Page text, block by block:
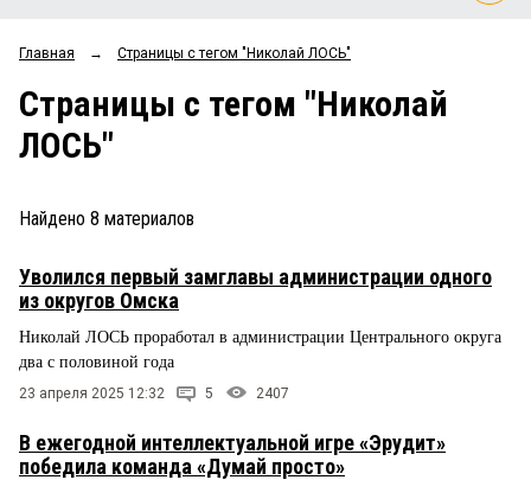
ОБЩЕСТВО
ЗАКОН
ПРОИСШЕСТВИЯ
СТИЛЬ ЖИЗНИ
Мнения
Рейтинги
Главная → Страницы c тегом "Николай ЛОСЬ"
Страницы c тегом "Николай
ЛОСЬ"
Найдено 8 материалов
Уволился первый замглавы администрации одного
из округов Омска
Николай ЛОСЬ проработал в администрации Центрального округа
два с половиной года
23 апреля 2025 12:32 5 2407
В ежегодной интеллектуальной игре «Эрудит»
победила команда «Думай просто»